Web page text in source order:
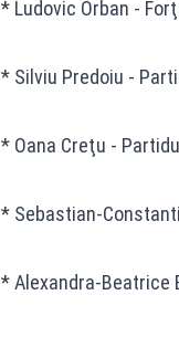
* Ludovic Orban -
* Silviu Predoiu -
* Oana Creţu -
* Sebastian-
* Alexandra-Beatrice